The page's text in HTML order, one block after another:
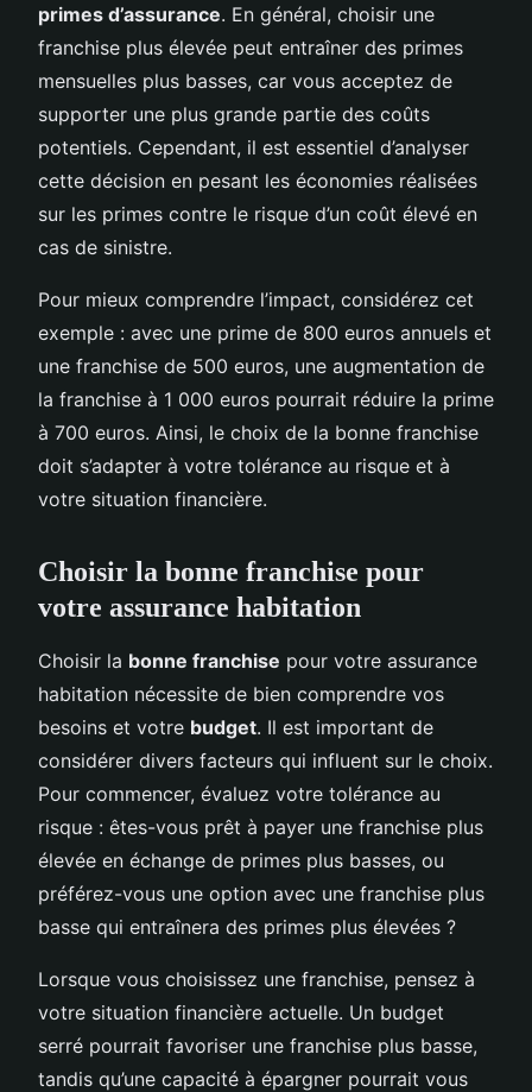
primes d’assurance. En général, choisir une
franchise plus élevée peut entraîner des primes
mensuelles plus basses, car vous acceptez de
supporter une plus grande partie des coûts
potentiels. Cependant, il est essentiel d’analyser
cette décision en pesant les économies réalisées
sur les primes contre le risque d’un coût élevé en
cas de sinistre.
Pour mieux comprendre l’impact, considérez cet
exemple : avec une prime de 800 euros annuels et
une franchise de 500 euros, une augmentation de
la franchise à 1 000 euros pourrait réduire la prime
à 700 euros. Ainsi, le choix de la bonne franchise
doit s’adapter à votre tolérance au risque et à
votre situation financière.
Choisir la bonne franchise pour
votre assurance habitation
Choisir la bonne franchise pour votre assurance
habitation nécessite de bien comprendre vos
besoins et votre budget. Il est important de
considérer divers facteurs qui influent sur le choix.
Pour commencer, évaluez votre tolérance au
risque : êtes-vous prêt à payer une franchise plus
élevée en échange de primes plus basses, ou
préférez-vous une option avec une franchise plus
basse qui entraînera des primes plus élevées ?
Lorsque vous choisissez une franchise, pensez à
votre situation financière actuelle. Un budget
serré pourrait favoriser une franchise plus basse,
tandis qu’une capacité à épargner pourrait vous